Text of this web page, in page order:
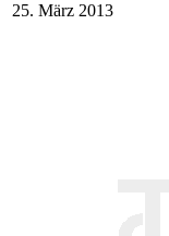
25. März 2013